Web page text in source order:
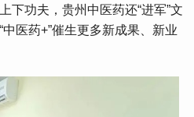
下功夫，贵州中医药还“进军”文
医药+”催生更多新成果、新业